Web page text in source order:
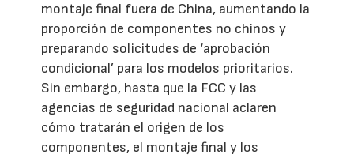
montaje final fuera de China, aumentando la
proporción de componentes no chinos y
preparando solicitudes de ‘aprobación
condicional’ para los modelos prioritarios.
Sin embargo, hasta que la FCC y las
agencias de seguridad nacional aclaren
cómo tratarán el origen de los
componentes, el montaje final y los